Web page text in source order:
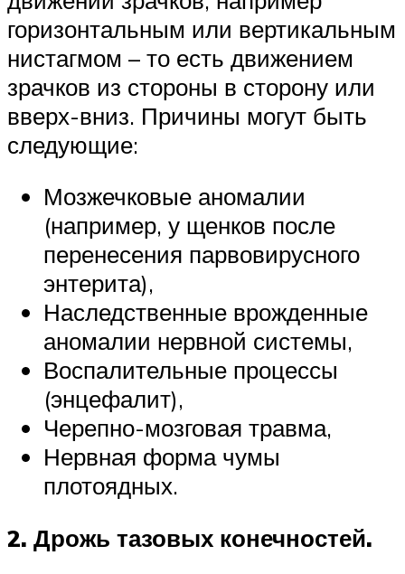
горизонтальным или вертикальным
нистагмом – то есть движением
зрачков из стороны в сторону или
вверх-вниз. Причины могут быть
следующие:
Мозжечковые аномалии
(например, у щенков после
перенесения парвовирусного
энтерита),
Наследственные врожденные
аномалии нервной системы,
Воспалительные процессы
(энцефалит),
Черепно-мозговая травма,
Нервная форма чумы
плотоядных.
2. Дрожь тазовых конечностей.